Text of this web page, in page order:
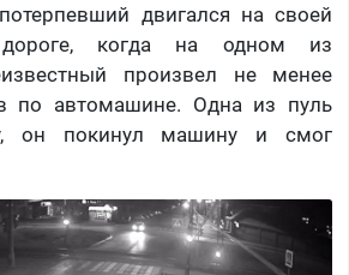
двигался на своей
когда на одном из
произвел не менее
по автомашине. Одна из пуль
он покинул машину и смог